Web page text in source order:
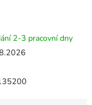
2-3 pracovní dny